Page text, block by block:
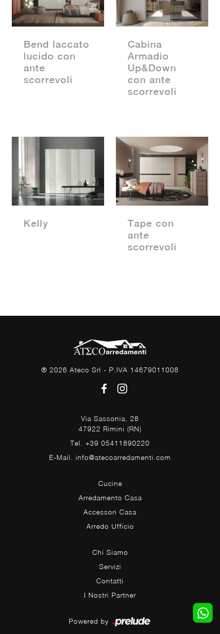
Bend laccato
lucido con
ante
scorrevoli
Cabina
Armadio
Up&Down
con ante
scorrevoli
Kelly
Tape con
ante
scorrevoli
® 2026 Ateco Srl - P.IVA 14679011008
Via Sassonia, 28
47922 Rimini (RN)
Tel. +39 05411890220
E-Mail. info@atecoarredamenti.com
Cucine
Arredamento Casa
Accessori Casa
Arredo Ufficio
Chi Siamo
Servizi
Contatti
I Nostri Partner
Powered by